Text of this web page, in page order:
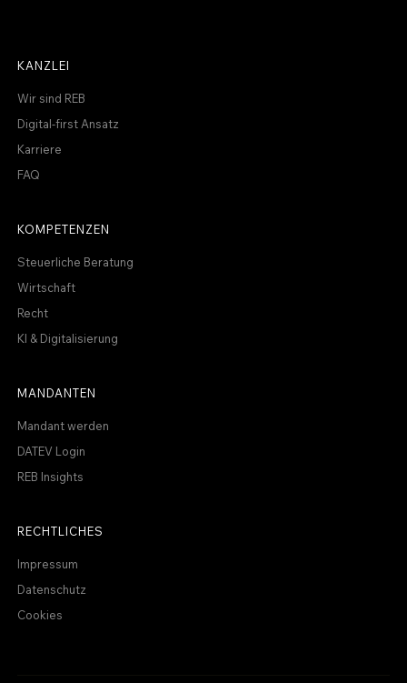
KANZLEI
Wir sind REB
Digital-first Ansatz
Karriere
FAQ
KOMPETENZEN
Steuerliche Beratung
Wirtschaft
Recht
KI & Digitalisierung
MANDANTEN
Mandant werden
DATEV Login
REB Insights
RECHTLICHES
Impressum
Datenschutz
Cookies